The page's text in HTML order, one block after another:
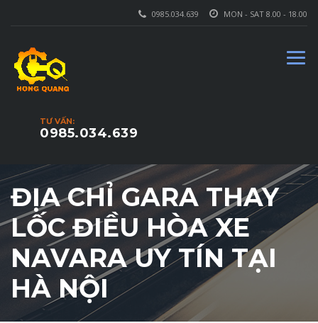
MON - SAT 8.00 - 18.00
0985.034.639
TƯ VẤN:
0985.034.639
ĐỊA CHỈ GARA THAY
LỐC ĐIỀU HÒA XE
NAVARA UY TÍN TẠI
HÀ NỘI